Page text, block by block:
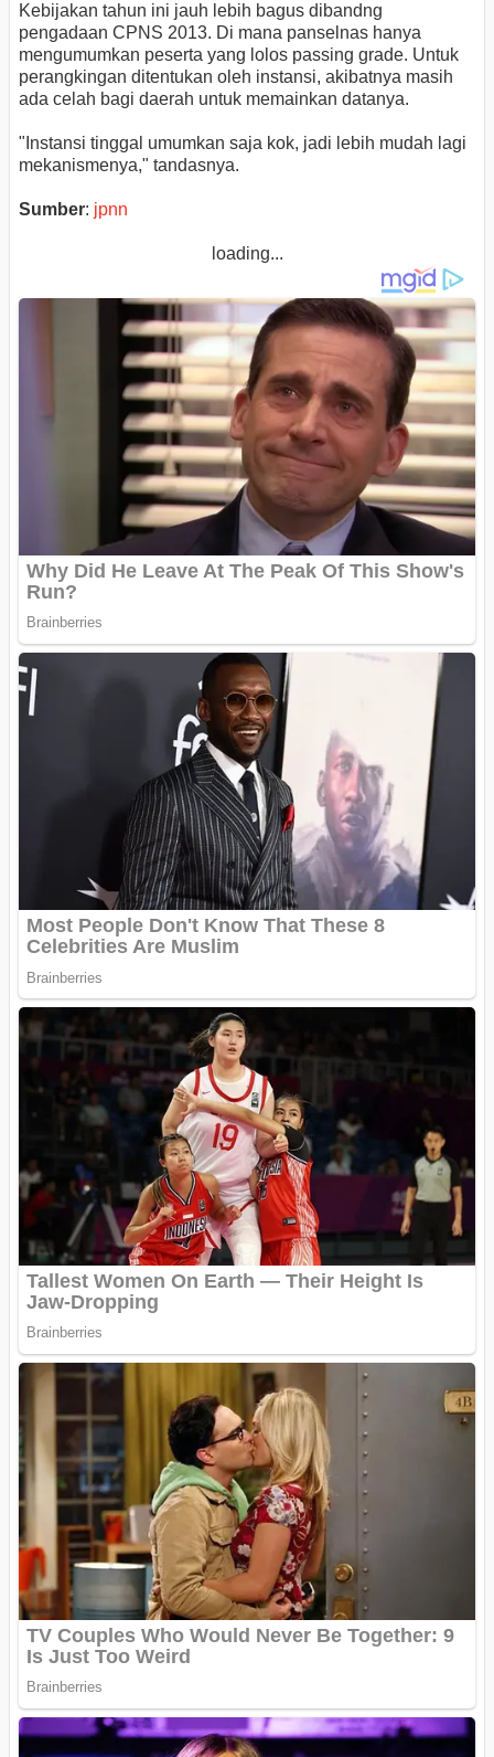
Kebijakan tahun ini jauh lebih bagus dibandng
pengadaan CPNS 2013. Di mana panselnas hanya
mengumumkan peserta yang lolos passing grade. Untuk
perangkingan ditentukan oleh instansi, akibatnya masih
ada celah bagi daerah untuk memainkan datanya.
"Instansi tinggal umumkan saja kok, jadi lebih mudah lagi
mekanismenya," tandasnya.
Sumber: jpnn
loading...